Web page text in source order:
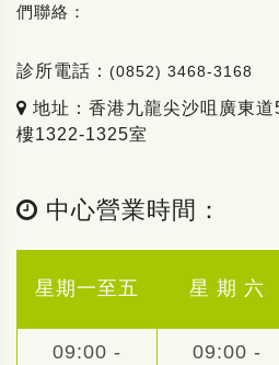
們聯絡：
診所電話： (0852) 3468-3168
地址：香港九龍尖沙咀廣東
樓1322-1325室
中心營業時間：
星期一至五 星 期 六
09:00 - 09:00 -